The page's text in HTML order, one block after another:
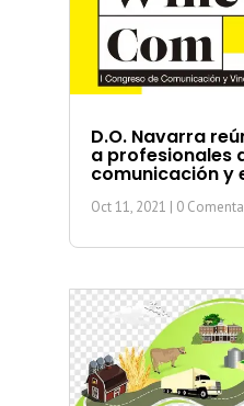
D.O. Navarra
a profesionales
comunicación y
Oct 11, 2021 | 0